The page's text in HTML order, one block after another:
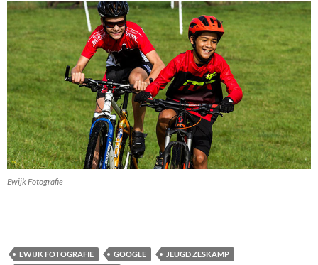
Ewijk Fotografie
EWIJK FOTOGRAFIE GOOGLE
JEUGD ZESKAMP